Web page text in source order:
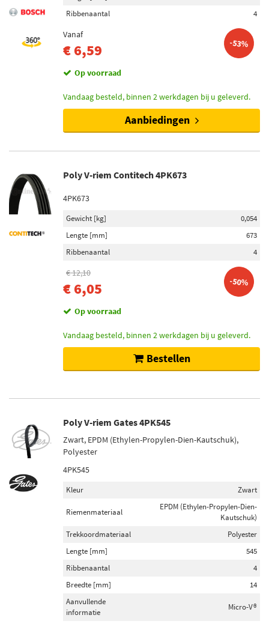
Ribbenaantal
4
Vanaf
€ 6,59 -53%
Op voorraad
Vandaag besteld, binnen 2 werkdagen bij u geleverd.
Aanbiedingen
Poly V-riem Contitech 4PK673
4PK673
Gewicht [kg]
0,054
Lengte [mm]
673
Ribbenaantal
4
€ 12,10
€ 6,05 -50%
Op voorraad
Vandaag besteld, binnen 2 werkdagen bij u geleverd.
Bestellen
Poly V-riem Gates 4PK545
Zwart, EPDM (Ethylen-Propylen-Dien-Kautschuk),
Polyester
4PK545
Kleur Zwart
Riemenmateriaal
EPDM (Ethylen-Propylen-Dien-
Kautschuk)
Trekkoordmateriaal
Polyester
Lengte [mm]
545
Ribbenaantal
4
Breedte [mm]
14
Aanvullende
informatie
Micro-V®